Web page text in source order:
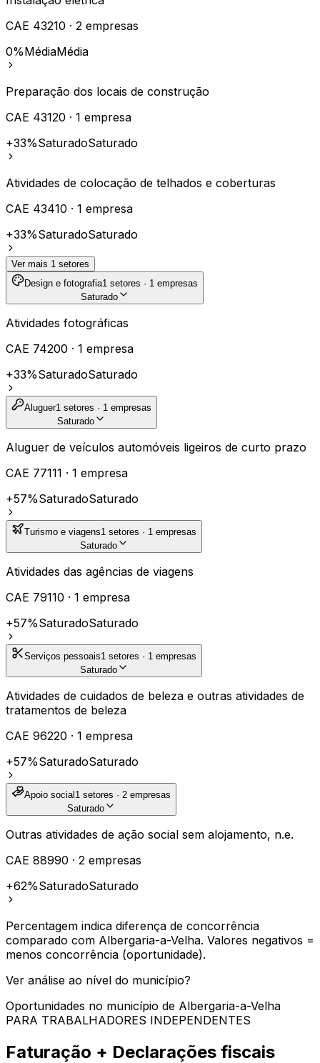
CAE 43210 · 2 empresas
0%MédiaMédia
Preparação dos locais de construção
CAE 43120 · 1 empresa
+33%SaturadoSaturado
Atividades de colocação de telhados e coberturas
CAE 43410 · 1 empresa
+33%SaturadoSaturado
Ver mais 1 setores
Design e fotografia1 setores · 1 empresas
Saturado
Atividades fotográficas
CAE 74200 · 1 empresa
+33%SaturadoSaturado
Aluguer1 setores · 1 empresas
Saturado
Aluguer de veículos automóveis ligeiros de curto prazo
CAE 77111 · 1 empresa
+57%SaturadoSaturado
Turismo e viagens1 setores · 1 empresas
Saturado
Atividades das agências de viagens
CAE 79110 · 1 empresa
+57%SaturadoSaturado
Serviços pessoais1 setores · 1 empresas
Saturado
Atividades de cuidados de beleza e outras atividades de
tratamentos de beleza
CAE 96220 · 1 empresa
+57%SaturadoSaturado
Apoio social1 setores · 2 empresas
Saturado
Outras atividades de ação social sem alojamento, n.e.
CAE 88990 · 2 empresas
+62%SaturadoSaturado
Percentagem indica diferença de concorrência
comparado com Albergaria-a-Velha. Valores negativos =
menos concorrência (oportunidade).
Ver análise ao nível do município?
Oportunidades no município de Albergaria-a-Velha
PARA TRABALHADORES INDEPENDENTES
Faturação + Declarações fiscais